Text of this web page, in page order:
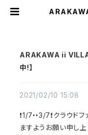
ARAKAWA ii
中!】
2021/02/10 15:08
❗️1/7‣‣3/7❗クラウド
ますようお願い申し